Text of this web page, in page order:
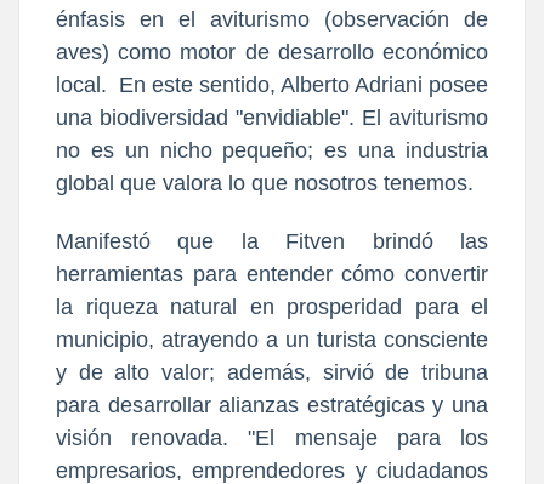
énfasis en el aviturismo (observación de
aves) como motor de desarrollo económico
local. En este sentido, Alberto Adriani posee
una biodiversidad "envidiable". El aviturismo
no es un nicho pequeño; es una industria
global que valora lo que nosotros tenemos.
Manifestó que la Fitven brindó las
herramientas para entender cómo convertir
la riqueza natural en prosperidad para el
municipio, atrayendo a un turista consciente
y de alto valor; además, sirvió de tribuna
para desarrollar alianzas estratégicas y una
visión renovada. "El mensaje para los
empresarios, emprendedores y ciudadanos